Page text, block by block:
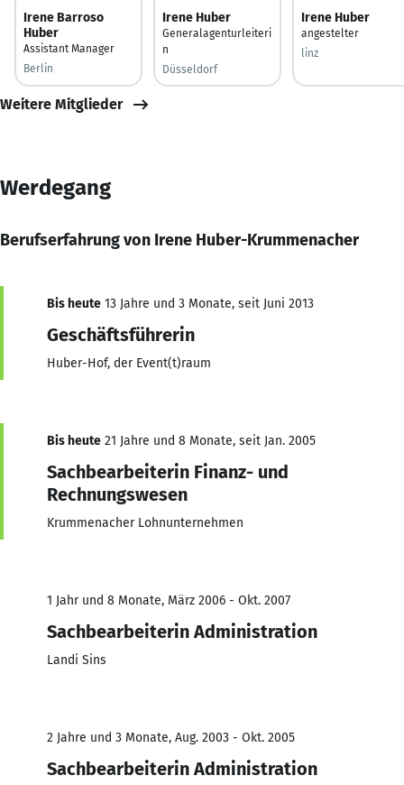
Irene Barroso
Huber
Assistant Manager
Berlin
Irene Huber
Generalagenturleiteri
n
Düsseldorf
Irene Huber
angestelter
linz
Weitere Mitglieder
Werdegang
Berufserfahrung von Irene Huber-Krummenacher
Bis heute 13 Jahre und 3 Monate, seit Juni 2013
Geschäftsführerin
Huber-Hof, der Event(t)raum
Bis heute 21 Jahre und 8 Monate, seit Jan. 2005
Sachbearbeiterin Finanz- und
Rechnungswesen
Krummenacher Lohnunternehmen
1 Jahr und 8 Monate, März 2006 - Okt. 2007
Sachbearbeiterin Administration
Landi Sins
2 Jahre und 3 Monate, Aug. 2003 - Okt. 2005
Sachbearbeiterin Administration